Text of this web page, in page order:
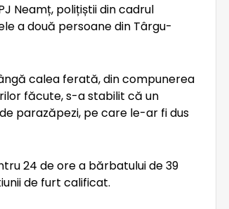
Neamț, polițiștii din cadrul
a două persoane din Târgu-
calea ferată, din compunerea
făcute, s-a stabilit că un
parazăpezi, pe care le-ar fi dus
24 de ore a bărbatului de 39
de furt calificat.